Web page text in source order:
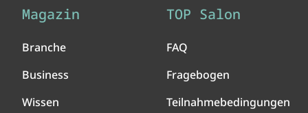
Magazin
Branche
Business
Wissen
TOP Salon
FAQ
Fragebogen
Teilnahmebedingungen